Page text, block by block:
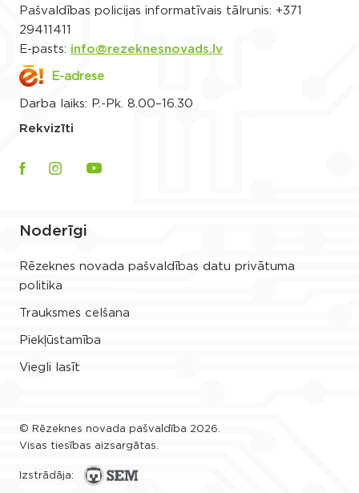
Pašvaldības policijas informatīvais tālrunis: +371
29411411
E-pasts: info@rezeknesnovads.lv
E-adrese
Darba laiks: P.-Pk. 8.00–16.30
Rekvizīti
Noderīgi
Rēzeknes novada pašvaldības datu privātuma
politika
Trauksmes celšana
Piekļūstamība
Viegli lasīt
© Rēzeknes novada pašvaldība 2026.
Visas tiesības aizsargātas.
Izstrādāja: